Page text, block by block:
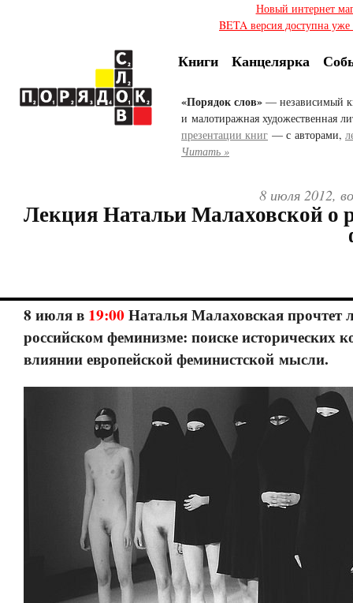
Новый интернет
BETA версия доступна
Книги Канцелярка
«Порядок слов» — независимый
и малотиражная художественная
презентации книг — с авторами,
Читать »
8 июля 2012,
Лекция Натальи Малаховской о
8 июля в 19:00Наталья Малаховская прочтет
российском феминизме: поиске исторических
влиянии европейской феминистской мысли.